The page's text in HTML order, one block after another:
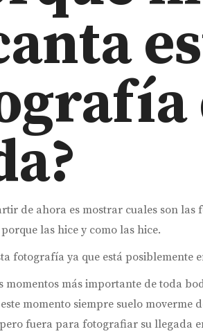
de ahora es mostrar cuales son
las hice y como las hice.
fotografía ya que está posiblemente
momentos más importante de toda
momento siempre suelo
fuera para fotografiar su llegada